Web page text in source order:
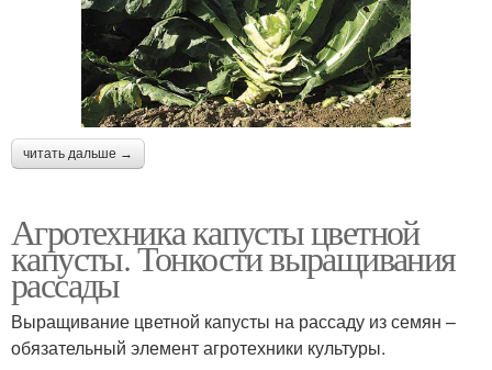
читать дальше →
Агротехника капусты цветной
капусты. Тонкости выращивания
рассады
Выращивание цветной капусты на рассаду из семян –
обязательный элемент агротехники культуры.